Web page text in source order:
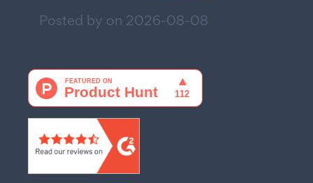
Posted by on 2026-08-08